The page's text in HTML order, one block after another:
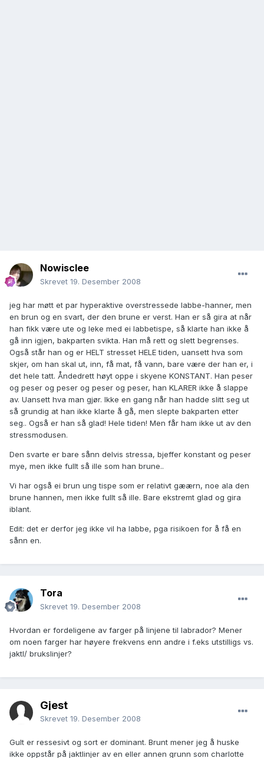
Nowisclee
Skrevet 19. Desember 2008
jeg har møtt et par hyperaktive overstressede labbe-hanner, men
en brun og en svart, der den brune er verst. Han er så gira at når
han fikk være ute og leke med ei labbetispe, så klarte han ikke å
gå inn igjen, bakparten svikta. Han må rett og slett begrenses.
Også står han og er HELT stresset HELE tiden, uansett hva som
skjer, om han skal ut, inn, få mat, få vann, bare være der han er, i
det hele tatt. Åndedrett høyt oppe i skyene KONSTANT. Han peser
og peser og peser og peser og peser, han KLARER ikke å slappe
av. Uansett hva man gjør. Ikke en gang når han hadde slitt seg ut
så grundig at han ikke klarte å gå, men slepte bakparten etter
seg.. Også er han så glad! Hele tiden! Men får ham ikke ut av den
stressmodusen.
Den svarte er bare sånn delvis stressa, bjeffer konstant og peser
mye, men ikke fullt så ille som han brune..
Vi har også ei brun ung tispe som er relativt gæærn, noe ala den
brune hannen, men ikke fullt så ille. Bare ekstremt glad og gira
iblant.
Edit: det er derfor jeg ikke vil ha labbe, pga risikoen for å få en
sånn en.
Tora
Skrevet 19. Desember 2008
Hvordan er fordeligene av farger på linjene til labrador? Mener
om noen farger har høyere frekvens enn andre i f.eks utstilligs vs.
jaktl/ brukslinjer?
Gjest
Skrevet 19. Desember 2008
Gult er ressesivt og sort er dominant. Brunt mener jeg å huske
ikke oppstår på jaktlinjer av en eller annen grunn som charlotte